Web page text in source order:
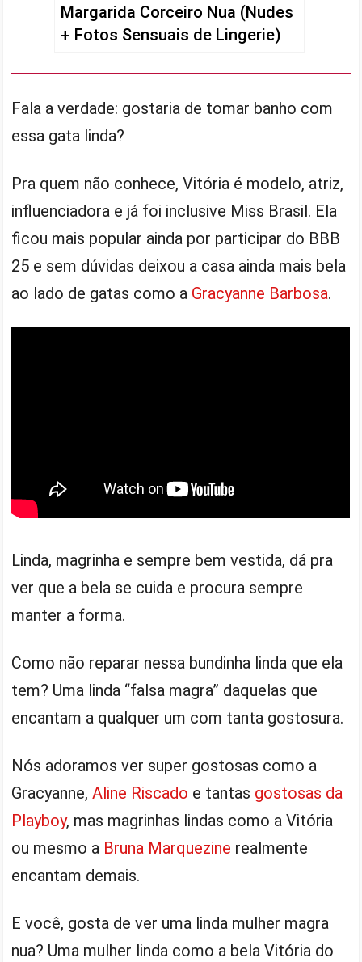
Margarida Corceiro Nua (Nudes
+ Fotos Sensuais de Lingerie)
Fala a verdade: gostaria de tomar banho com
essa gata linda?
Pra quem não conhece, Vitória é modelo, atriz,
influenciadora e já foi inclusive Miss Brasil. Ela
ficou mais popular ainda por participar do BBB
25 e sem dúvidas deixou a casa ainda mais bela
ao lado de gatas como a Gracyanne Barbosa.
Linda, magrinha e sempre bem vestida, dá pra
ver que a bela se cuida e procura sempre
manter a forma.
Como não reparar nessa bundinha linda que ela
tem? Uma linda “falsa magra” daquelas que
encantam a qualquer um com tanta gostosura.
Nós adoramos ver super gostosas como a
Gracyanne,Aline Riscado e tantas gostosas da
Playboy, mas magrinhas lindas como a Vitória
ou mesmo a Bruna Marquezine realmente
encantam demais.
E você, gosta de ver uma linda mulher magra
nua? Uma mulher linda como a bela Vitória do